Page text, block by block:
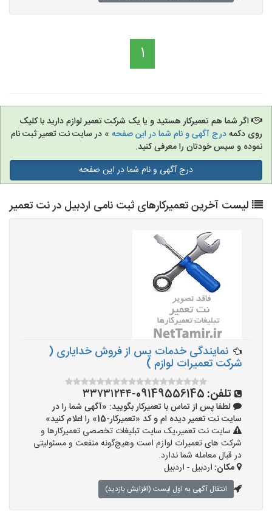
1
اگر شما هم تعمیرکار هستید و یا یک شرکت تعمیر لوازم دارید با کلیک
روی دکمهدرج آگهی و نام شما در این صفحه » در سایت نت تعمیر ثبت نام
نموده و سپس خودتان را معرفی کنید.
درج آگهی و نام شما در این صفحه
لیست آخرین تعمیرکارهای ثبت نامی اردبیل در نت تعمیر
نمایندگی خدمات پس از فروش خدایاری (
شرکت تعمیرات لوازم )
تلفن: 09149556145-۳۳۷۳۱۲۴۴
لطفا پس از تماس با تعمیرکار بگویید: «آگهی شما را در
سایت نت تعمیر دیده ام و کد «تعمیرکار-15» را اعلام کنید»
سایت نت تعمیر،یک سایت تبلیغات تخصصی تعمیرکارها و
شرکت های تعمیرات لوازم است وهیچ‌گونه منفعت و مسئولیتی
در قبال معامله شما ندارد.
مکان: اردبیل - اردبیل
انتقال آگهی به اول لیست (افزایش بازدید)